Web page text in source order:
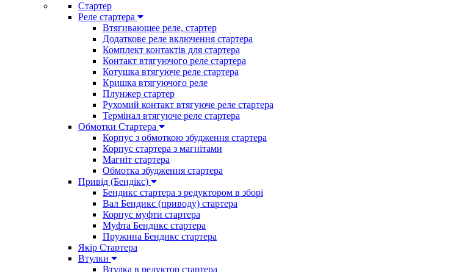
Стартер
Реле стартера
Втягивающее реле, стартер
Додаткове реле включення стартера
Комплект контактів для стартера
Контакт втягуючого реле стартера
Котушка втягуюче реле стартера
Кришка втягуючого реле
Плунжер стартер
Рухомий контакт втягуюче реле стартера
Термінал втягуюче реле стартера
Обмотки Стартера
Корпус з обмоткою збудження стартера
Корпус стартера з магнітами
Магніт стартера
Обмотка збудження стартера
Привід (Бендікс)
Бендикс стартера з редуктором в зборі
Вал Бендикс (приводу) стартера
Корпус муфти стартера
Муфта Бендикс стартера
Пружина Бендикс стартера
Якір Стартера
Втулки
Втулка в редуктор стартера